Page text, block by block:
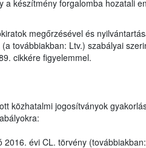
készítmény forgalomba hozatali
megőrzésével és
továbbiakban: Ltv.) szabályai
cikkére figyelemmel.
közhatalmi jogosítványok
évi CL. törvény